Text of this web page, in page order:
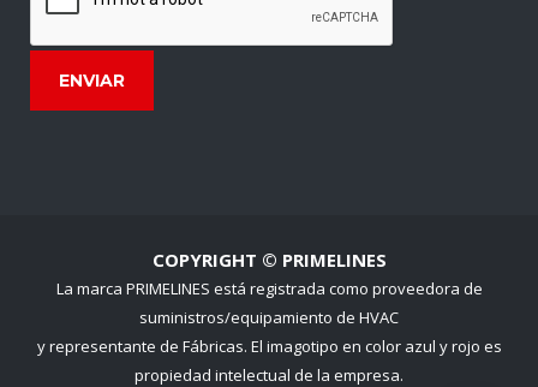
COPYRIGHT © PRIMELINES
La marca PRIMELINES está registrada como proveedora de
suministros/equipamiento de HVAC
y representante de Fábricas. El imagotipo en color azul y rojo es
propiedad intelectual de la empresa.